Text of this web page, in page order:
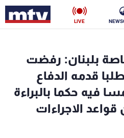
LIVE
بلبنان: رفضت
قدمه الدفاع
فيه حكما بالبراءة
167 من قواعد الاجراءات
ناس
فن